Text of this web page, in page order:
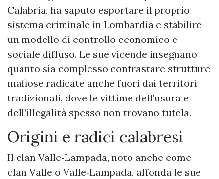
Calabria, ha saputo esportare il proprio
sistema criminale in Lombardia e stabilire
un modello di controllo economico e
sociale diffuso. Le sue vicende insegnano
quanto sia complesso contrastare strutture
mafiose radicate anche fuori dai territori
tradizionali, dove le vittime dell’usura e
dell’illegalità spesso non trovano tutela.
Origini e radici calabresi
Il clan Valle‑Lampada, noto anche come
clan Valle o Valle‑Lampada, affonda le sue